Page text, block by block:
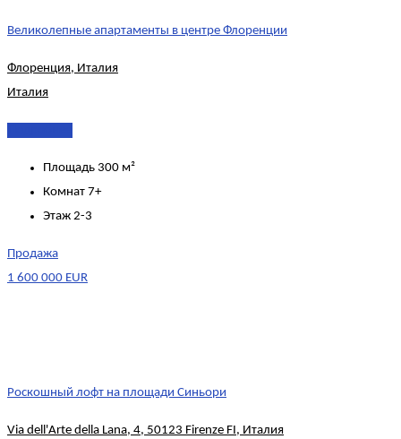
Великолепные апартаменты в центре Флоренции
Флоренция, Италия
Италия
Площадь 300 м²
Комнат 7+
Этаж 2-3
Продажа
1 600 000 EUR
Роскошный лофт на площади Синьори
Via dell'Arte della Lana, 4, 50123 Firenze FI, Италия